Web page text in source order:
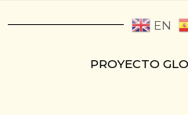
EN
PROYECTO